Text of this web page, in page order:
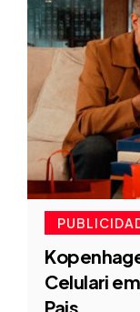
Celulari
Pais